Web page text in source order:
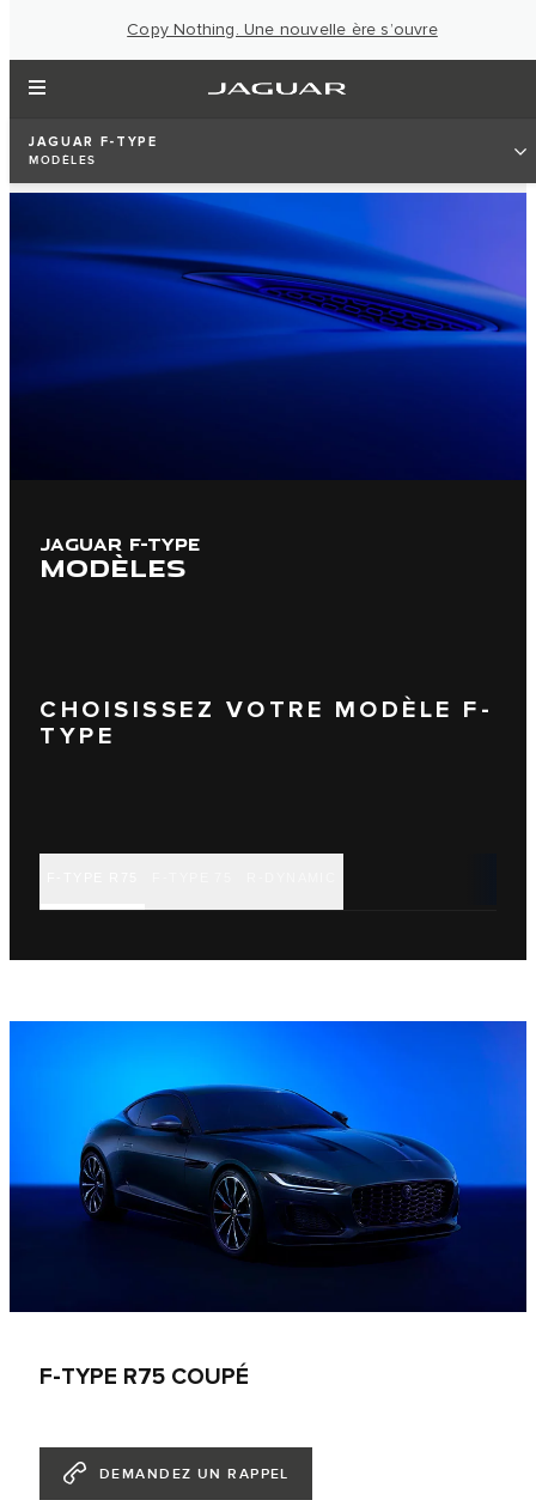
Copy Nothing. Une nouvelle ère s’ouvre
JAGUAR F-TYPE
MODÈLES
JAGUAR F-TYPE
MODÈLES
CHOISISSEZ VOTRE MODÈLE F-
TYPE
F-TYPE R75 COUPÉ
DEMANDEZ UN RAPPEL